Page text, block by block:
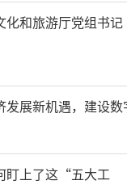
化和旅游厅党组书记
发展新机遇，建设数
盯上了这“五大工